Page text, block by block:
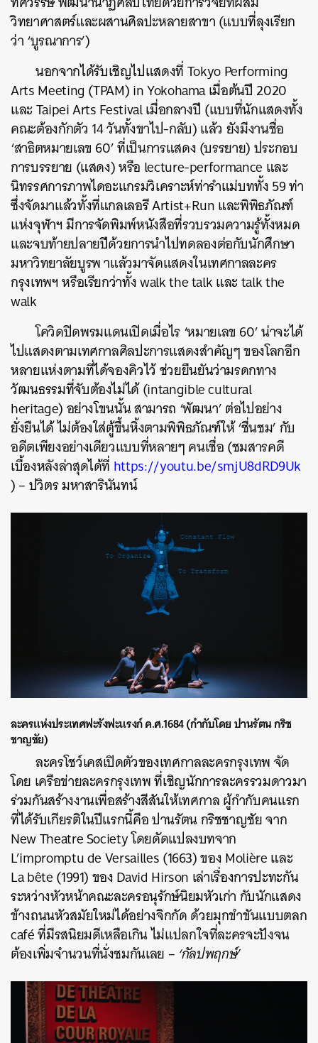
วิทยาศาสตร์และผสานศิลปะหลายสาขา (แบบที่ลุงเรียก
ว่า ‘บูรณาการ’)
นอกจากได้รับเชิญไปแสดงที่ Tokyo Performing
Arts Meeting (TPAM) in Yokohama เมื่อต้นปี 2020
และ Taipei Arts Festival เมื่อกลางปี (แบบที่นักแสดงทั้ง
คณะต้องกักตัว 14 วันทั้งขาไป-กลับ) แล้ว ยังมีงานชื่อ
‘สาธิตหมายเลข 60’ ที่เป็นการแสดง (บรรยาย) ประกอบ
การบรรยาย (แสดง) หรือ lecture-performance และ
นิทรรศการภาพไดอะแกรมวิเคราะห์ท่ารำแม่บททั้ง 59 ท่า
ซึ่งจัดมาแล้วทั้งที่แกลเลอรี Artist+Run และพิพิธภัณฑ์
แห่งจุฬาฯ มีการจัดพิมพ์หนังสือที่รวบรวมความรู้ทั้งหมด
และจบท้ายปลายปีด้วยการนำไปทดลองต่อกับนักศึกษา
มหาวิทยาลัยบูรพ าแล้วมาจัดแสดงในเทศกาลละคร
กรุงเทพฯ หรือเรียกว่าทั้ง walk the talk และ talk the
walk
โควิดปิดพรมแดนเปิดเมื่อไร ‘หมายเลข 60’ น่าจะได้
ไปแสดงตามเทศกาลศิลปะการแสดงสำคัญๆ ของโลกอีก
หลายแห่งตามที่ได้จองคิวไว้ ช่วยยืนยันว่ามรดกทาง
วัฒนธรรมที่จับต้องไม่ได้ (intangible cultural
heritage) อย่างโขนนั้น สามารถ ‘พัฒนา’ ต่อไปอย่าง
ยั่งยืนได้ ไม่ต้องใส่ตู้ขึ้นหิ้งตามพิพิธภัณฑ์ให้ ‘ชื่นชม’ กับ
อดีตเพียงอย่างเดียวแบบที่หลายๆ คนเชื่อ (ชมสารคดี
เบื้องหลังล่าสุดได้ที่ https://youtu.be/smjU8dRD9Uk
) – ปวิตร มหาสารินันทน์
ละครแห่งประเทศฟะรังฟะแรงก์ ค.ศ.1684 (กำกับโดย ปานรัตน กริช
ชาญชัย)
ละครโชว์เคสเปิดตัวของเทศกาลละครกรุงเทพ จัด
โดย เครือข่ายละครกรุงเทพ ที่เชิญนักการละครรวมดาวมา
ร่วมกันสร้างงานเพื่อสร้างสีสันให้เทศกาล ผู้กำกับคนแรก
ที่ได้รับเกียรติในปีแรกนี้คือ ปานรัตน กริชชาญชัย จาก
New Theatre Society โดยดัดแปลงบทจาก
L’impromptu de Versailles (1663) ของ Molière และ
La bête (1991) ของ David Hirson เล่าเรื่องการปะทะกัน
ระหว่างหัวหน้าคณะละครอนุรักษ์นิยมหัวเก่า กับนักแสดง
ข้างถนนหัวสมัยใหม่ได้อย่างจิกกัด ด้วยมุกขำขันแบบตลก
café ที่มีรสนิยมดีเหลือเกิน ไม่แปลกใจที่ละครจะปังจน
ต้องเพิ่มจำนวนที่นั่งชมกันเลย – ‘กัลปพฤกษ์’